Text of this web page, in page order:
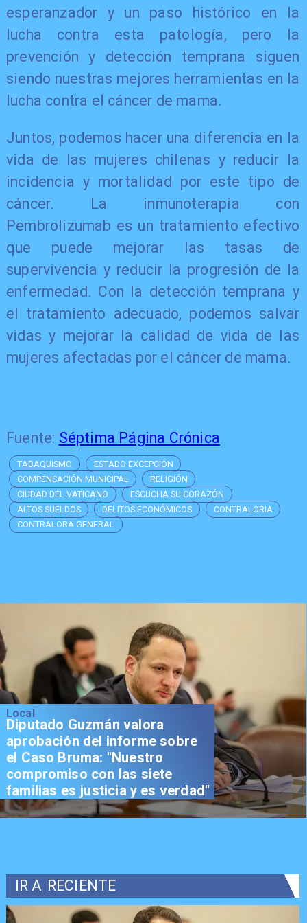
esperanzador y un paso histórico en la
lucha contra esta patología, pero la
prevención y detección temprana siguen
siendo nuestras mejores herramientas en la
lucha contra el cáncer de mama.
Juntos, podemos hacer una diferencia en la
vida de las mujeres chilenas y reducir la
incidencia y mortalidad por este tipo de
cáncer. La inmunoterapia con
Pembrolizumab es un tratamiento efectivo
que puede mejorar las tasas de
supervivencia y reducir la progresión de la
enfermedad. Con la detección temprana y
el tratamiento adecuado, podemos salvar
vidas y mejorar la calidad de vida de las
mujeres afectadas por el cáncer de mama.
Fuente: Séptima Página Crónica
TABAQUISMO
ESTADO EXCEPCIÓN
COMPENSACIÓN MUNICIPAL
RELIGIÓN
CIUDAD DEL VATICANO
ESCUCHA SU CORAZÓN
ALTOS SUELDOS
DELITOS ECONÓMICOS
CONTRALORIA
CONTRALORA GENERAL
Local
Senador Vial celebra
aprobación del proyecto de
Reconstrucción: "Es un hito
trascendental en beneficio de
los chilenos"
IR A RECIENTE